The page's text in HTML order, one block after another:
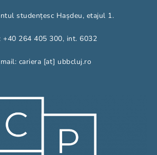
studențesc Hașdeu, etajul 1.
+40 264 405 300, int. 6032
cariera [at] ubbcluj.ro